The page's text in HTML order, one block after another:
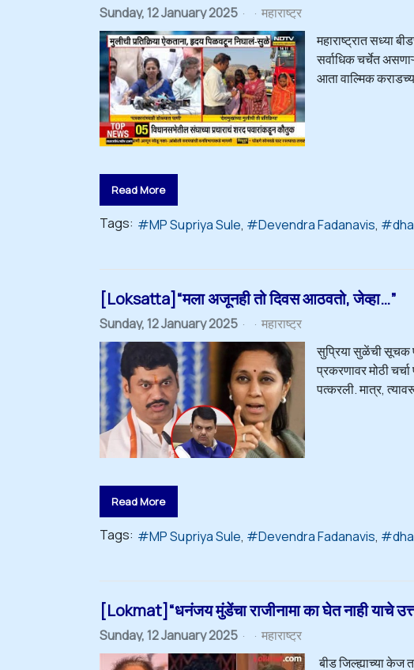
Sunday, 12 January 2025
महाराष्ट्र
महाराष्ट्रात सध्या
सर्वाधिक चर्चेत
आता वाल्मिक
Read More
Tags: MP Supriya Sule Devendra Fadanavis
[Loksatta]“मला अजूनही तो दिवस आठवतो, जेव्हा…”
Sunday, 12 January 2025
महाराष्ट्र
सुप्रिया सुळेंची सूचक
प्रकरणावर मोठी
पत्करली. मात्र,
Read More
Tags: MP Supriya Sule Devendra Fadanavis
[Lokmat]“धनंजय मुंडेंचा राजीनामा का घेत नाही याचे
Sunday, 12 January 2025
महाराष्ट्र
बीड जिल्ह्याच्या केज